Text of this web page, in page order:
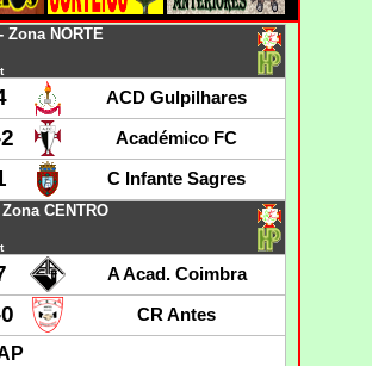
NORTE
ACD Gulpilhares
Académico FC
C Infante Sagres
CENTRO
A Acad. Coimbra
CR Antes